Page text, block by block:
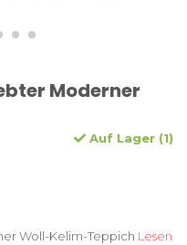
Moderner
Auf Lager (1)
Woll-Kelim-Teppich Lesen